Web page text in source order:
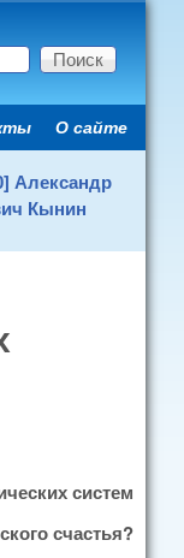
О сайте
Александр
Кынин
систем
счастья?